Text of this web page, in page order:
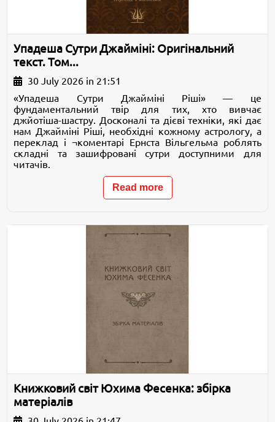
Упадеша Сутри Джайміні: Оригінальний
текст. Том...
30 July 2026 in 21:51
«Упадеша Сутри Джайміні Ріші» — це
фундаментальний твір для тих, хто вивчає
джйотіша-шастру. Досконалі та дієві техніки, які дає
нам Джайміні Ріші, необхідні кожному астрологу, а
переклад і ¬коментарі Ернста Вільгельма роблять
складні та зашифровані сутри доступними для
читачів.
Read more
Книжковий світ Юхима Фесенка: збірка
матеріалів